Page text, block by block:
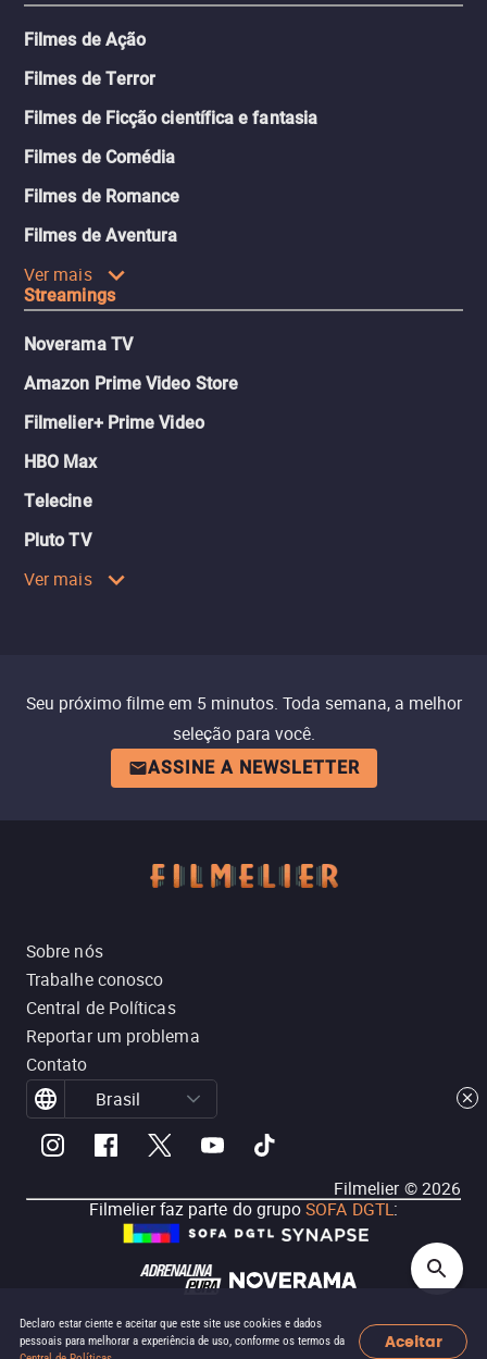
Declaro estar ciente e aceitar que este site use cookies e dados
pessoais para melhorar a experiência de uso, conforme os termos da
Aceitar
Filmes de Ação
Filmes de Terror
Filmes de Ficção científica e fantasia
Filmes de Comédia
Filmes de Romance
Filmes de Aventura
Ver mais
Streamings
Noverama TV
Amazon Prime Video Store
Filmelier+ Prime Video
HBO Max
Telecine
Pluto TV
Ver mais
Seu próximo filme em 5 minutos. Toda semana, a melhor
seleção para você.
ASSINE A NEWSLETTER
Sobre nós
Trabalhe conosco
Central de Políticas
Reportar um problema
Contato
Brasil
Filmelier ©2026
Filmelier faz parte do grupoSOFA DGTL: